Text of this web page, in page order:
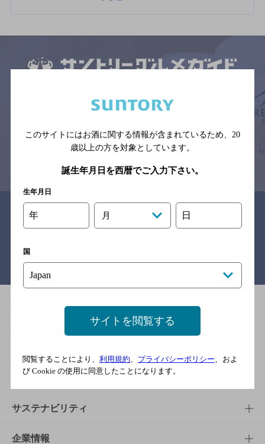
※それぞれのお店のメニューや営業時間などの掲載情報については、
予告なしに変更されることがありますので、
す。
関連リンク
バー検索サイト［BAR-NAVI］
商品一覧
商品発売情報
栄養成分一覧
知る・楽しむTOP
キャンペーン
工場見学
文化・スポーツ
文化・スポーツTOP
サントリーホール
サステナビリティ
サステナビリティTOP
企業情報
このサイトにはお酒に関する情報が含まれているため、 20
歳以上の方を対象としています。
誕生年月日を西暦でご入力下さい。
生年月日
年 月 日
国
サイトを閲覧する
閲覧することにより、 利用規約、 プライバシーポリシー、およ
び Cookie の使用に同意したことになります。